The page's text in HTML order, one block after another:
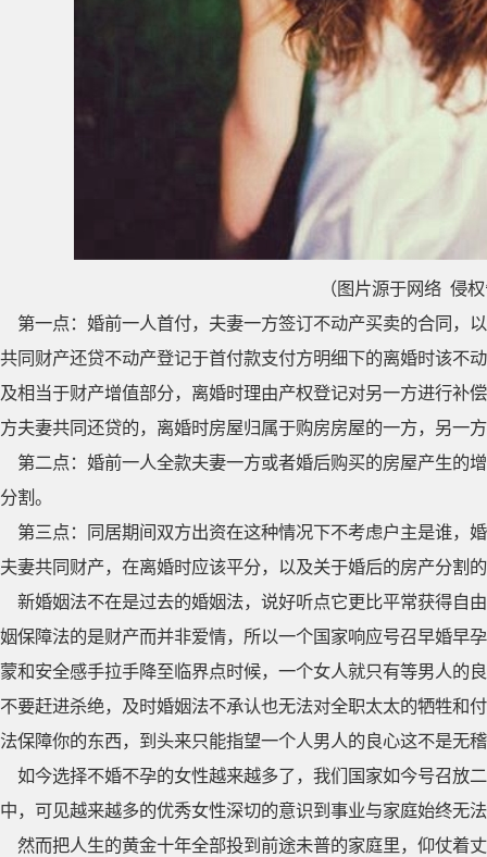
（图片源于网络 侵
第一点：婚前一人首付，夫妻一方签订不动产买卖的合同，
共同财产还贷不动产登记于首付款支付方明细下的离婚时该不
及相当于财产增值部分，离婚时理由产权登记对另一方进行补
方夫妻共同还贷的，离婚时房屋归属于购房房屋的一方，另一
第二点：婚前一人全款夫妻一方或者婚后购买的房屋产生的
分割。
第三点：同居期间双方出资在这种情况下不考虑户主是谁，
夫妻共同财产，在离婚时应该平分，以及关于婚后的房产分割
新婚姻法不在是过去的婚姻法，说好听点它更比平常获得自
姻保障法的是财产而并非爱情，所以一个国家响应号召早婚早
蒙和安全感手拉手降至临界点时候，一个女人就只有等男人的
不要赶进杀绝，及时婚姻法不承认也无法对全职太太的牺牲和
法保障你的东西，到头来只能指望一个人男人的良心这不是无
如今选择不婚不孕的女性越来越多了，我们国家如今号召放
中，可见越来越多的优秀女性深切的意识到事业与家庭始终无
然而把人生的黄金十年全部投到前途未普的家庭里，仰仗着